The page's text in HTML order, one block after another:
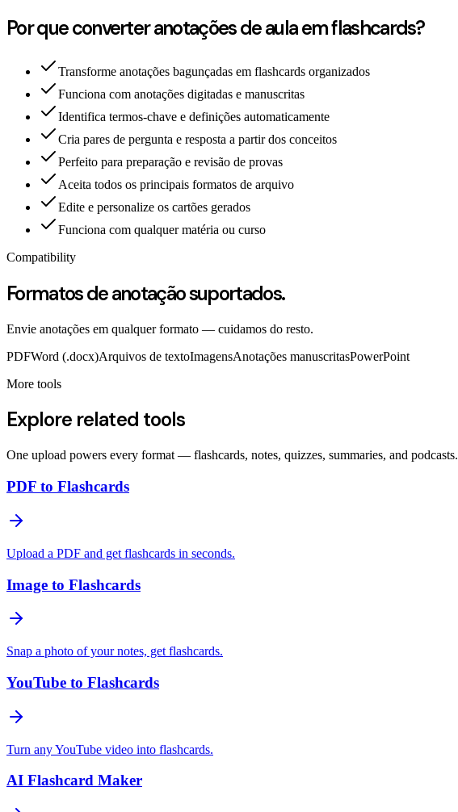
Por que converter anotações de aula em flashcards?
Transforme anotações bagunçadas em flashcards organizados
Funciona com anotações digitadas e manuscritas
Identifica termos-chave e definições automaticamente
Cria pares de pergunta e resposta a partir dos conceitos
Perfeito para preparação e revisão de provas
Aceita todos os principais formatos de arquivo
Edite e personalize os cartões gerados
Funciona com qualquer matéria ou curso
Compatibility
Formatos de anotação suportados.
Envie anotações em qualquer formato — cuidamos do resto.
PDFWord (.docx)Arquivos de textoImagensAnotações manuscritasPowerPoint
More tools
Explore related tools
One upload powers every format — flashcards, notes, quizzes, summaries, and podcasts.
PDF to Flashcards
Upload a PDF and get flashcards in seconds.
Image to Flashcards
Snap a photo of your notes, get flashcards.
YouTube to Flashcards
Turn any YouTube video into flashcards.
AI Flashcard Maker